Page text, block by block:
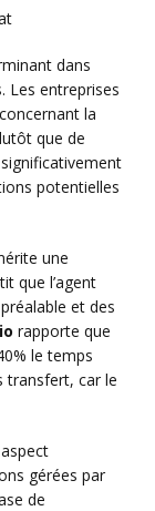
dans
Les entreprises
la
que de
significativement
potentielles
une
que l’agent
et des
rapporte que
le temps
transfert, car le
gérées par
de